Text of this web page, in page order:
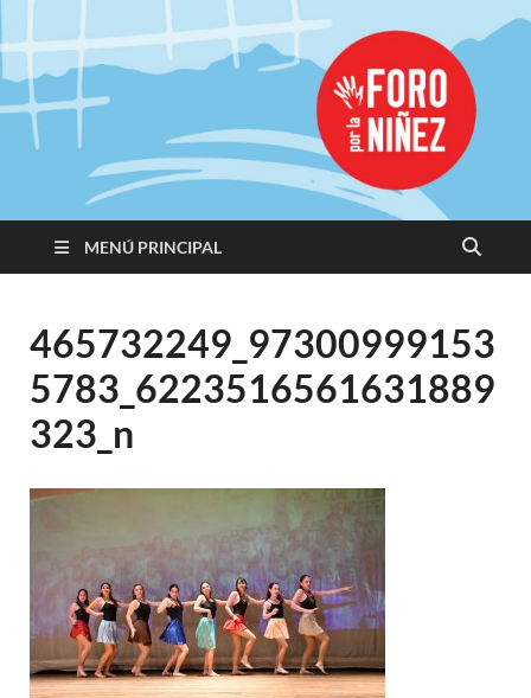
Promoviendo
Derechos,
Construimos
Igualdad
MENÚ PRINCIPAL
465732249_97300999153
5783_6223516561631889
323_n